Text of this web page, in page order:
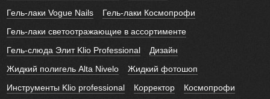
Гель-лаки Vogue Nails
Гель-лаки Космопрофи
Гель-лаки светоотражающие в ассортименте
Гель-слюда Элит Klio Professional
Дизайн
Жидкий полигель Alta Nivelo
Жидкий фотошоп
Инструменты Klio professional
Корректор
Космопрофи